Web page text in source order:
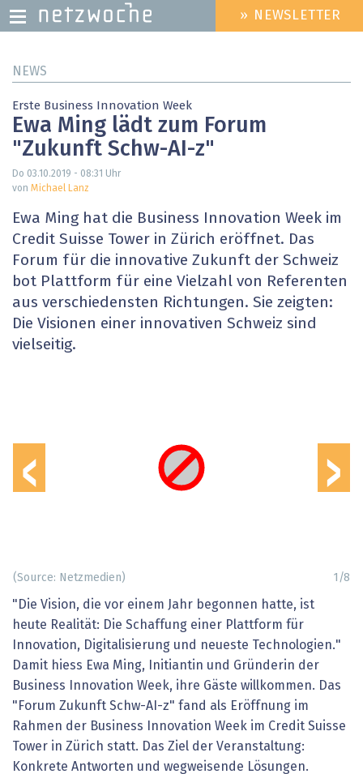
zum
HEADER
MENU
» NEWSLETTER
NEWS
Erste Business Innovation Week
Ewa Ming lädt zum Forum
"Zukunft Schw-AI-z"
Do 03.10.2019 - 08:31 Uhr
von Michael Lanz
Ewa Ming hat die Business Innovation Week im
Credit Suisse Tower in Zürich eröffnet. Das
Forum für die innovative Zukunft der Schweiz
bot Plattform für eine Vielzahl von Referenten
aus verschiedensten Richtungen. Sie zeigten:
Die Visionen einer innovativen Schweiz sind
vielseitig.
‹ ›
1 /8
(Source: Netzmedien)
"Die Vision, die vor einem Jahr begonnen hatte, ist
heute Realität: Die Schaffung einer Plattform für
Innovation, Digitalisierung und neueste Technologien."
Damit hiess Ewa Ming, Initiantin und Gründerin der
Business Innovation Week, ihre Gäste willkommen. Das
"Forum Zukunft Schw-AI-z" fand als Eröffnung im
Rahmen der Business Innovation Week im Credit Suisse
Tower in Zürich statt. Das Ziel der Veranstaltung:
Konkrete Antworten und wegweisende Lösungen.